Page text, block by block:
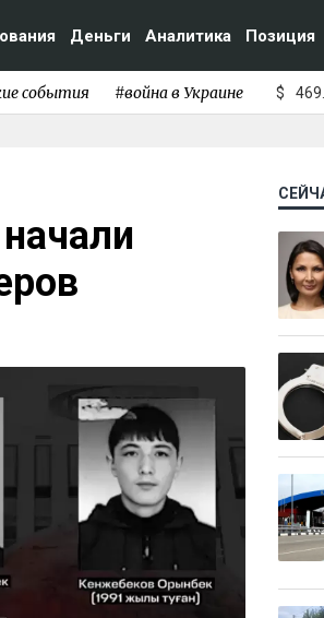
Деньги Аналитика Позиция
события #война в Украине $